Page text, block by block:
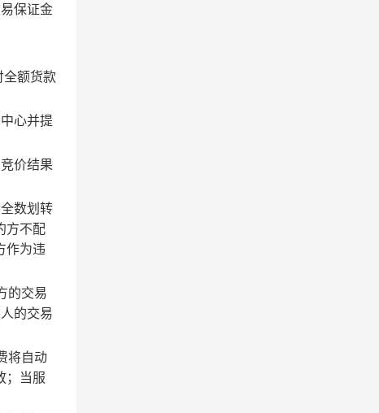
保证金
全额货款
心并提
价结果
数划转
方不配
作为违
的交易
的交易
将自动
；当服